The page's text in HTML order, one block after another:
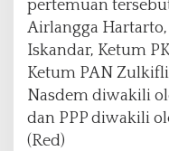
pertemuan
Airlangga
Iskandar, Ketum
Ketum PAN
Nasdem diwakili
dan PPP diwakili
(Red)